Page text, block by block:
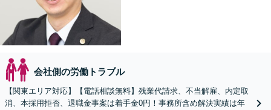
会社側の労働トラブル
【関東エリア対応】【電話相談無料】残業代請求、不当解雇、内定取
消、本採用拒否、退職金事案は着手金0円！事務所含め解決実績は年